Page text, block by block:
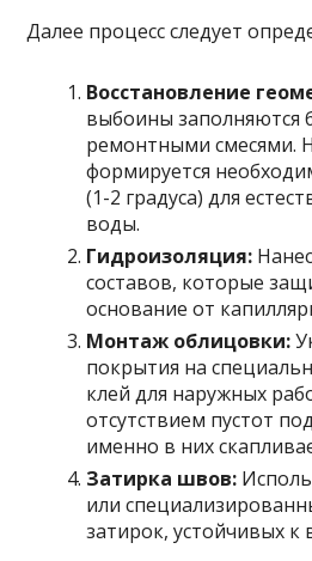
Далее процесс следует
Восстановление
выбоины заполняются
ремонтными смесями.
формируется
(1-2 градуса) для
воды.
Гидроизоляция:
составов, которые
основание от
Монтаж облицовки:
покрытия на
клей для наружных
отсутствием пустот
именно в них
Затирка швов:
или
затирок, устойчивых к